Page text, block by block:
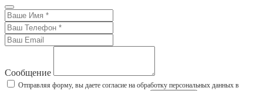
Сообщение
Отправляя форму, вы даете согласие на обработку персональных данных в